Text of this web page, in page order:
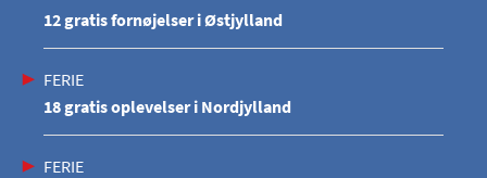
12 gratis fornøjelser i Østjylland
FERIE
18 gratis oplevelser i Nordjylland
FERIE